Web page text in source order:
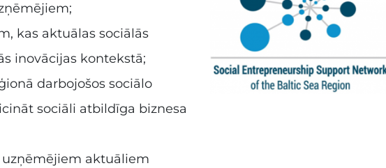
kas aktuālas sociālās
inovācijas kontekstā;
darbojošos sociālo
sociāli atbildīga biznesa
aktuāliem